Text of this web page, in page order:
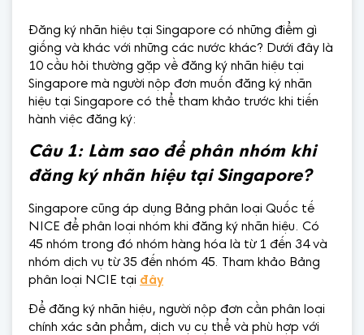
Đăng ký nhãn hiệu tại Singapore có những điểm gì
giống và khác với những các nước khác? Dưới đây là
10 cầu hỏi thường gặp về đăng ký nhãn hiệu tại
Singapore mà người nộp đơn muốn đăng ký nhãn
hiệu tại Singapore có thể tham khảo trước khi tiến
hành việc đăng ký:
Câu 1: Làm sao để phân nhóm khi
đăng ký nhãn hiệu tại Singapore?
Singapore cũng áp dụng Bảng phân loại Quốc tế
NICE để phân loại nhóm khi đăng ký nhãn hiệu. Có
45 nhóm trong đó nhóm hàng hóa là từ 1 đến 34 và
nhóm dịch vụ từ 35 đến nhóm 45. Tham khảo Bảng
phân loại NCIE tại đây
Để đăng ký nhãn hiệu, người nộp đơn cần phân loại
chính xác sản phẩm, dịch vụ cụ thể và phù hợp với